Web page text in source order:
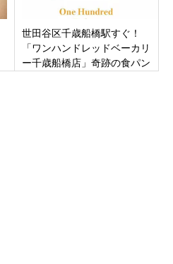
世田谷区千歳船橋駅すぐ！
「ワンハンドレッドベーカリ
ー千歳船橋店」奇跡の食パン